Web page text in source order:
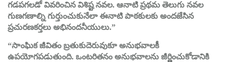
గడపగలడో వివరించిన విశిష్ట నవల. ఆనాటి ప్రథమ తెలుగు నవల
గుణగణాల్ని గుర్తుంచుకునేలా ఈనాటి పాఠకులకు అందజేసిన
ప్రచురణకర్తలు అభినందనీయులు.”
“సాంఘిక జీవితం బ్రతుకుదెరువుకూ అనుభవాలకీ
ఉపయోగపడుతుంది. ఒంటరితనం అనుభవాలను జీర్ణించుకోడానికి